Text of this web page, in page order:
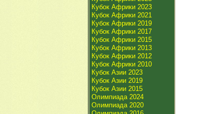
Кубок Африки 2023
Кубок Африки 2021
Кубок Африки 2019
Кубок Африки 2017
Кубок Африки 2015
Кубок Африки 2013
Кубок Африки 2012
Кубок Африки 2010
Кубок Азии 2023
Кубок Азии 2019
Кубок Азии 2015
Олимпиада 2024
Олимпиада 2020